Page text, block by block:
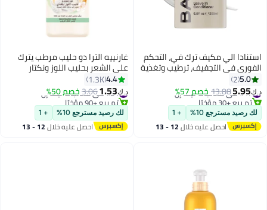
استنادا الي مكيف ترك في، التحكم
الفوري في التجفيف، ترطيب وتغذية
الشعر، مكيف ترك في ممتاز للرجال،
شعر صحي خالي من التجفيف في
دقائق (حزمة 6.8 فلتر أوز من 1)
5.0
2
د.ك‏5.95
13.88خصم 57% #47 في معالجات ليف إن
تم بيع +30 مؤخرًا
#47 في معالجات ليف إن
لك رصيد مسترجع 10% + 1
احصل عليه خلال 12 - 13
غارنييه الترا دو حليب مرطب يترك
على الشعر بحليب اللوز ونكتار
الأغاف٢٠٠ مل 200ملليلتر
4.4
1.3K
د.ك‏1.53
3.06خصم 50% #24 في معالجات ليف إن
تم بيع +90 مؤخرًا
#24 في معالجات ليف إن
لك رصيد مسترجع 10% + 1
احصل عليه خلال 12 - 13